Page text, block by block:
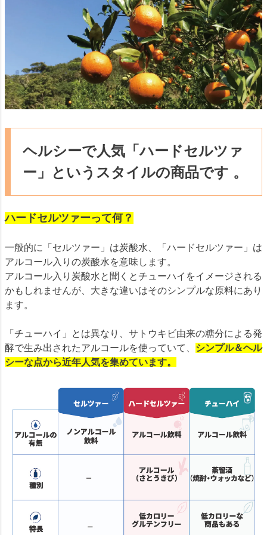
ヘルシーで人気「ハードセルツァ
ー」というスタイルの商品です 。
ハードセルツァーって何？
一般的に「セルツァー」は炭酸水、「ハードセルツァー」は
アルコール入りの炭酸水を意味します。
アルコール入り炭酸水と聞くとチューハイをイメージされる
かもしれませんが、大きな違いはそのシンプルな原料にあり
ます。
「チューハイ」とは異なり、サトウキビ由来の糖分による発
酵で生み出されたアルコールを使っていて、 シンプル＆ヘル
シーな点から近年人気を集めています。